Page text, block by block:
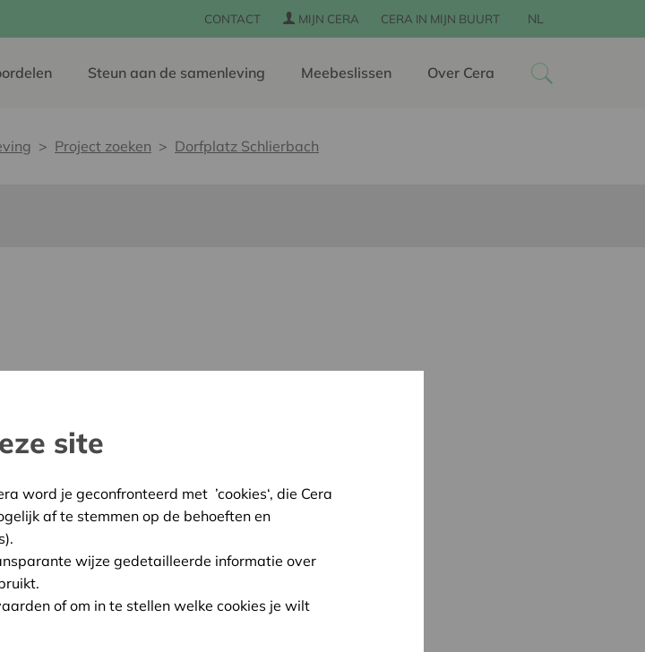
CONTACT MIJN CERA CERA IN MIJN BUURT NL
Steun aan de samenleving Meebeslissen Over Cera
Project zoeken Dorfplatz Schlierbach
Contactpersoon
site
word je geconfronteerd met ’cookies‘, die Cera
af te stemmen op de behoeften en
wijze gedetailleerde informatie over
of om in te stellen welke cookies je wilt